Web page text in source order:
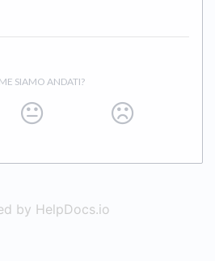
SIAMO ANDATI?
by HelpDocs.io